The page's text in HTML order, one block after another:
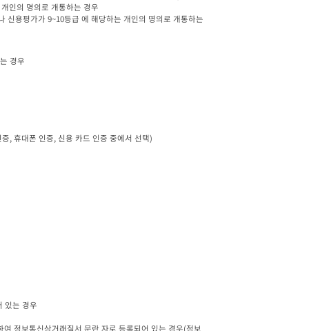
경우
, 휴대폰 인증, 신용 카드 인증 중에서 선택)